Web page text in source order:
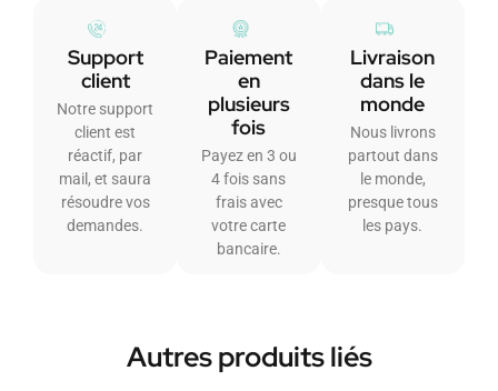
Support
client
Notre support
client est
réactif, par
mail, et saura
résoudre vos
demandes.
Paiement
en
plusieurs
fois
Payez en 3 ou
4 fois sans
frais avec
votre carte
bancaire.
Livraison
dans le
monde
Nous livrons
partout dans
le monde,
presque tous
les pays.
Autres produits liés